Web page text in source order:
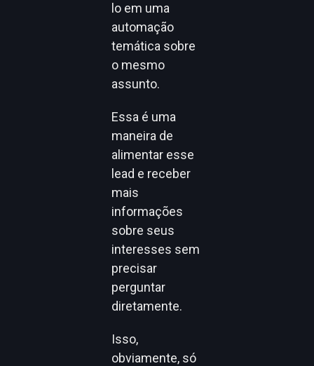
lo em uma
automação
temática sobre
o mesmo
assunto.
Essa é uma
maneira de
alimentar esse
lead e receber
mais
informações
sobre seus
interesses sem
precisar
perguntar
diretamente.
Isso,
obviamente, só